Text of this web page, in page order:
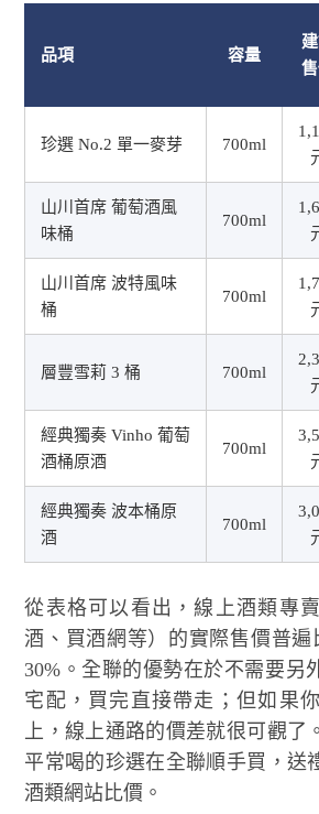
品項 容量
珍選 No.2 單一麥芽 700ml
山川首席 葡萄酒風
味桶
700ml
山川首席 波特風味
桶
700ml
層豐雪莉 3 桶 700ml
經典獨奏 Vinho 葡萄
酒桶原酒
700ml
經典獨奏 波本桶原
酒
700ml
從表格可以看出，線上酒類專
酒、買酒網等）的實際售價普遍
30%。全聯的優勢在於不需要另
宅配，買完直接帶走；但如果
上，線上通路的價差就很可觀了
平常喝的珍選在全聯順手買，送
酒類網站比價。